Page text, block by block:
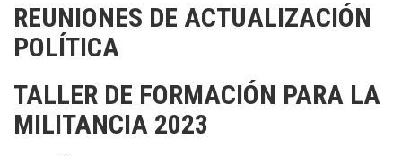
REUNIONES DE ACTUALIZACIÓN
POLÍTICA
TALLER DE FORMACIÓN PARA LA
MILITANCIA 2023